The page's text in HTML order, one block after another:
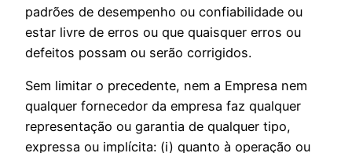
padrões de desempenho ou confiabilidade ou
estar livre de erros ou que quaisquer erros ou
defeitos possam ou serão corrigidos.
Sem limitar o precedente, nem a Empresa nem
qualquer fornecedor da empresa faz qualquer
representação ou garantia de qualquer tipo,
expressa ou implícita: (i) quanto à operação ou